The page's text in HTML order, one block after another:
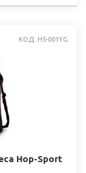
КОД: HS-001YG
Hop-Sport